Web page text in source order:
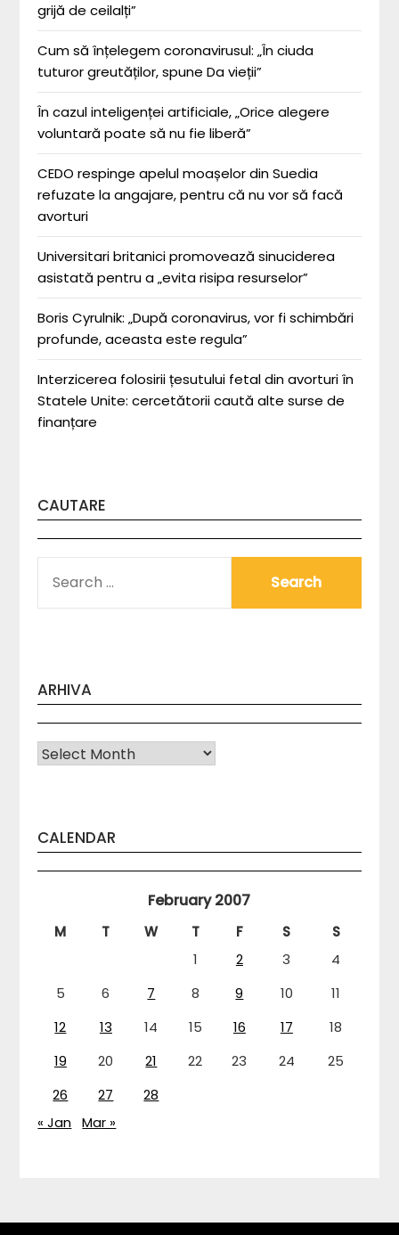
grijă de ceilalți”
Cum să înțelegem coronavirusul: „În ciuda
tuturor greutăților, spune Da vieții”
În cazul inteligenței artificiale, „Orice alegere
voluntară poate să nu fie liberă”
CEDO respinge apelul moașelor din Suedia
refuzate la angajare, pentru că nu vor să facă
avorturi
Universitari britanici promovează sinuciderea
asistată pentru a „evita risipa resurselor”
Boris Cyrulnik: „După coronavirus, vor fi schimbări
profunde, aceasta este regula”
Interzicerea folosirii țesutului fetal din avorturi în
Statele Unite: cercetătorii caută alte surse de
finanțare
CAUTARE
FOR:
ARHIVA
Arhiva
CALENDAR
February 2007
M T W T F S
S
1
2 3
4
5
6 7 8 9 10
11
12
13 14 15 16 17
18
19
20 21 22 23 24
25
26
27
28
« Jan Mar »